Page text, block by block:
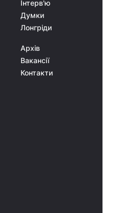
Інтерв'ю
Думки
Лонгріди
Архів
Вакансії
Контакти